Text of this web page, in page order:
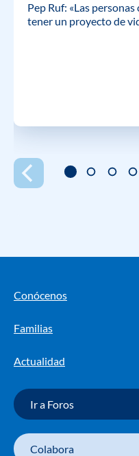
Pep Ruf: «Las
tener un proyecto de
Conócenos
Familias
Actualidad
Ir a Foros
Colabora